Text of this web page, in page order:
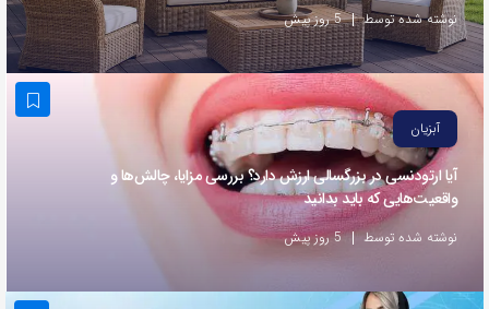
زیر
می‌توانید
این
صفحه
دوستان
خود
اشتراک
نوشته شده توسط 5 روز پیش
آبزیان
آیا ارتودنسی در بزرگسالی ارزش دارد؟ بررسی مزایا، چالش‌ها و
واقعیت‌هایی که باید بدانید
نوشته شده توسط 5 روز پیش